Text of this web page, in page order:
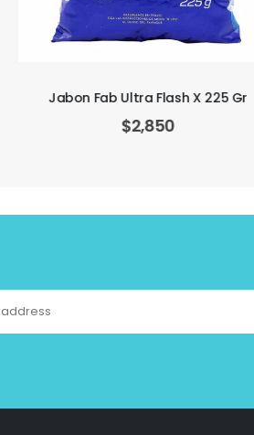
Detergente Dersa + Jabon
$